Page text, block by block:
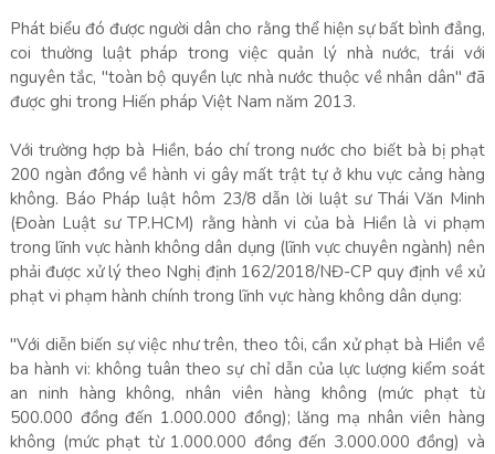
Phát biểu đó được người dân cho rằng thể hiện sự bất bình đẳng,
coi thường luật pháp trong việc quản lý nhà nước, trái với
nguyên tắc, "toàn bộ quyền lực nhà nước thuộc về nhân dân" đã
được ghi trong Hiến pháp Việt Nam năm 2013.
Với trường hợp bà Hiền, báo chí trong nước cho biết bà bị phạt
200 ngàn đồng về hành vi gây mất trật tự ở khu vực cảng hàng
không. Báo Pháp luật hôm 23/8 dẫn lời luật sư Thái Văn Minh
(Đoàn Luật sư TP.HCM) rằng hành vi của bà Hiền là vi phạm
trong lĩnh vực hành không dân dụng (lĩnh vực chuyên ngành) nên
phải được xử lý theo Nghị định 162/2018/NĐ-CP quy định về xử
phạt vi phạm hành chính trong lĩnh vực hàng không dân dụng:
"Với diễn biến sự việc như trên, theo tôi, cần xử phạt bà Hiền về
ba hành vi: không tuân theo sự chỉ dẫn của lực lượng kiểm soát
an ninh hàng không, nhân viên hàng không (mức phạt từ
500.000 đồng đến 1.000.000 đồng); lăng mạ nhân viên hàng
không (mức phạt từ 1.000.000 đồng đến 3.000.000 đồng) và